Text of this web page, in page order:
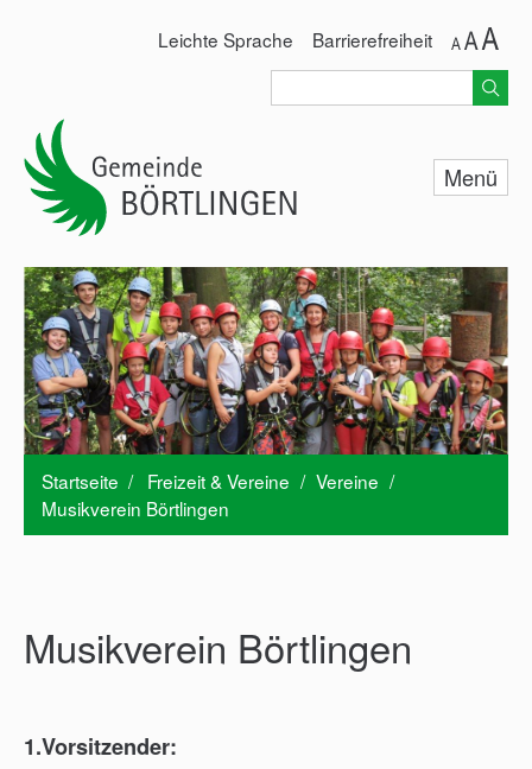
Leichte Sprache Barrierefreiheit
Menü
Unsere Gemeinde
Rathaus & Service
Standorte Defibrillatoren
Leben & Wohnen
Freizeit & Vereine
Veranstaltungen
Lehrschwimmbad
Turnhalle
Startseite / Freizeit & Vereine / Vereine /
Musikverein Börtlingen
Musikverein Börtlingen
1.Vorsitzender: